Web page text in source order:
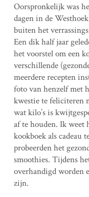
Oorspronkelijk was
dagen in de
buiten het
Een dik half jaar
het voorstel om een
verschillende
meerdere recepten
foto van henzelf met
kwestie te feliciteren
wat kilo’s is
af te houden. Ik weet
kookboek als cadeau
probeerden het
smoothies. Tijdens
overhandigd worden
zijn.